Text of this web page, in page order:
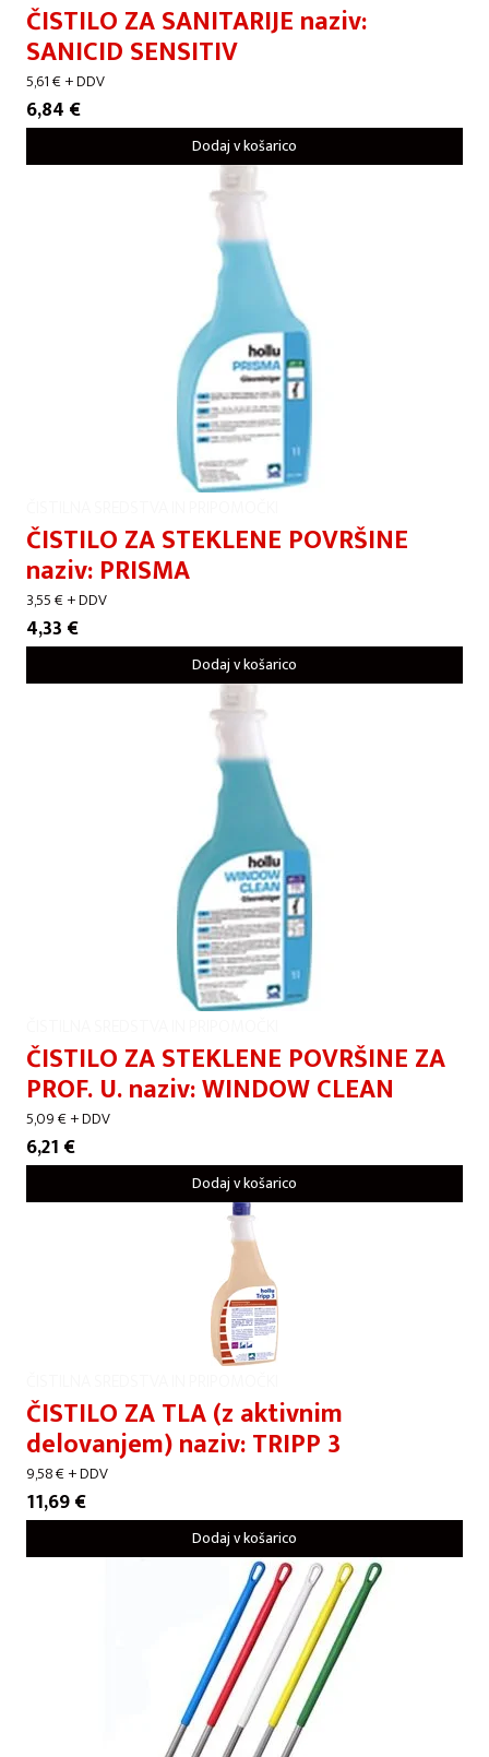
ČISTILO ZA SANITARIJE naziv:
SANICID SENSITIV
5,61€+ DDV
6,84 €
Dodaj v košarico
ČISTILO ZA STEKLENE POVRŠINE
naziv: PRISMA
3,55€+ DDV
4,33 €
Dodaj v košarico
ČISTILO ZA STEKLENE POVRŠINE ZA
PROF. U. naziv: WINDOW CLEAN
5,09€+ DDV
6,21 €
Dodaj v košarico
ČISTILO ZA TLA (z aktivnim
delovanjem) naziv: TRIPP 3
9,58€+ DDV
11,69€
Dodaj v košarico